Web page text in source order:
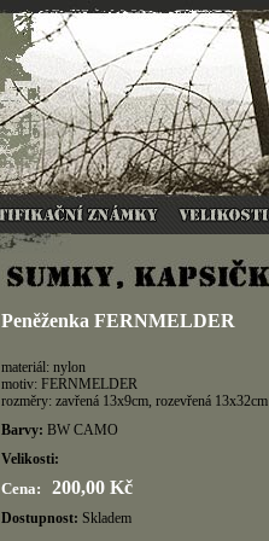
Peněženka FERNMELDER
materiál: nylon
motiv: FERNMELDER
rozměry: zavřená 13x9cm, rozevřená 13x32cm
Barvy: BW CAMO
Velikosti:
Cena: 200,00 Kč
Dostupnost: Skladem